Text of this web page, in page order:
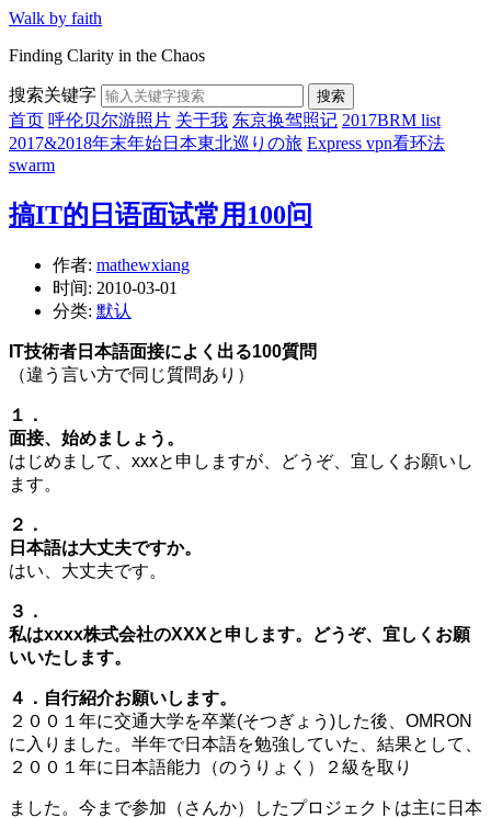
Walk by faith
Finding Clarity in the Chaos
搜索关键字 搜索
首页 呼伦贝尔游照片 关于我 东京换驾照记 2017BRM list
2017&2018年末年始日本東北巡りの旅 Express vpn看环法
swarm
搞IT的日语面试常用100问
作者: mathewxiang
时间: 2010-03-01
分类: 默认
IT技術者日本語面接によく出る100質問
（違う言い方で同じ質問あり）
１．
面接、始めましょう。
はじめまして、xxxと申しますが、どうぞ、宜しくお願いし
ます。
２．
日本語は大丈夫ですか。
はい、大丈夫です。
３．
私はxxxx株式会社のXXXと申します。どうぞ、宜しくお願
いいたします。
４．自行紹介お願いします。
２００１年に交通大学を卒業(そつぎょう)した後、OMRON
に入りました。半年で日本語を勉強していた、結果として、
２００１年に日本語能力（のうりょく）２級を取り
ました。今まで参加（さんか）したプロジェクトは主に日本